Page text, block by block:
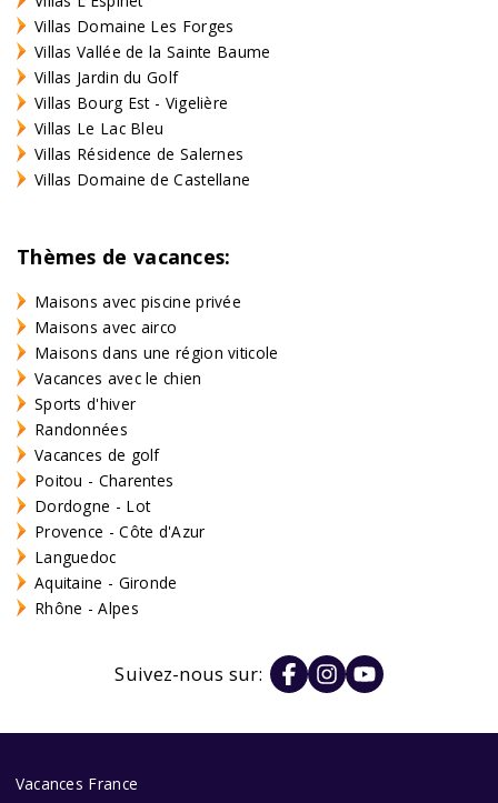
Villas Domaine Les Forges
Villas Vallée de la Sainte Baume
Villas Jardin du Golf
Villas Bourg Est - Vigelière
Villas Le Lac Bleu
Villas Résidence de Salernes
Villas Domaine de Castellane
Thèmes de vacances:
Maisons avec piscine privée
Maisons avec airco
Maisons dans une région viticole
Vacances avec le chien
Sports d'hiver
Randonnées
Vacances de golf
Poitou - Charentes
Dordogne - Lot
Provence - Côte d'Azur
Languedoc
Aquitaine - Gironde
Rhône - Alpes
Suivez-nous sur:
Vacances France